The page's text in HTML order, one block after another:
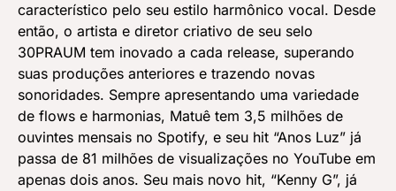
característico pelo seu estilo harmônico vocal. Desde
então, o artista e diretor criativo de seu selo
30PRAUM tem inovado a cada release, superando
suas produções anteriores e trazendo novas
sonoridades. Sempre apresentando uma variedade
de flows e harmonias, Matuê tem 3,5 milhões de
ouvintes mensais no Spotify, e seu hit “Anos Luz” já
passa de 81 milhões de visualizações no YouTube em
apenas dois anos. Seu mais novo hit, “Kenny G”, já